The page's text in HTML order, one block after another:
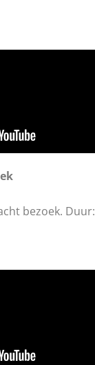
bezoek. Duur: